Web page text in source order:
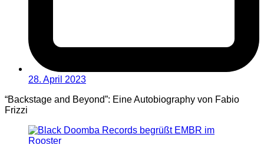
28. April 2023
“Backstage and Beyond”: Eine Autobiography von Fabio
Frizzi